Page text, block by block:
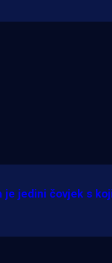
je jedini čovjek s